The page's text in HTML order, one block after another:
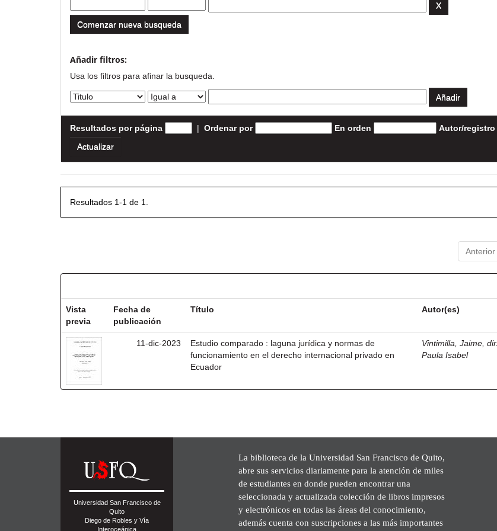
Comenzar nueva busqueda
Añadir filtros:
Usa los filtros para afinar la busqueda.
Resultados por página | Ordenar por En orden Autor/registro
Resultados 1-1 de 1.
Anterior
Vista
previa
Fecha de
publicación
Título Autor(es)
11-dic-2023
Estudio comparado : laguna jurídica y normas de
funcionamiento en el derecho internacional privado en
Ecuador
Vintimilla, Jaime, dir.
Paula Isabel
Universidad San Francisco de
Quito
Diego de Robles y Vía
Interoceánica
La biblioteca de la Universidad San Francisco de Quito,
abre sus servicios diariamente para la atención de miles
de estudiantes en donde pueden encontrar una
seleccionada y actualizada colección de libros impresos
y electrónicos en todas las áreas del conocimiento,
además cuenta con suscripciones a las más importantes